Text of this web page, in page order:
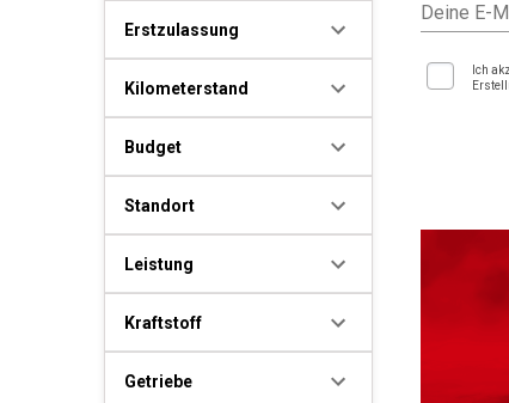
Erstzulassung
Kilometerstand
Budget
Standort
Leistung
Kraftstoff
Getriebe
Deine E-
Ich